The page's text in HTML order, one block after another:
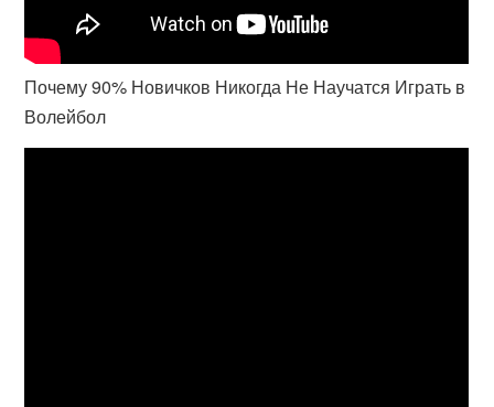
Почему 90% Новичков Никогда Не Научатся Играть в
Волейбол